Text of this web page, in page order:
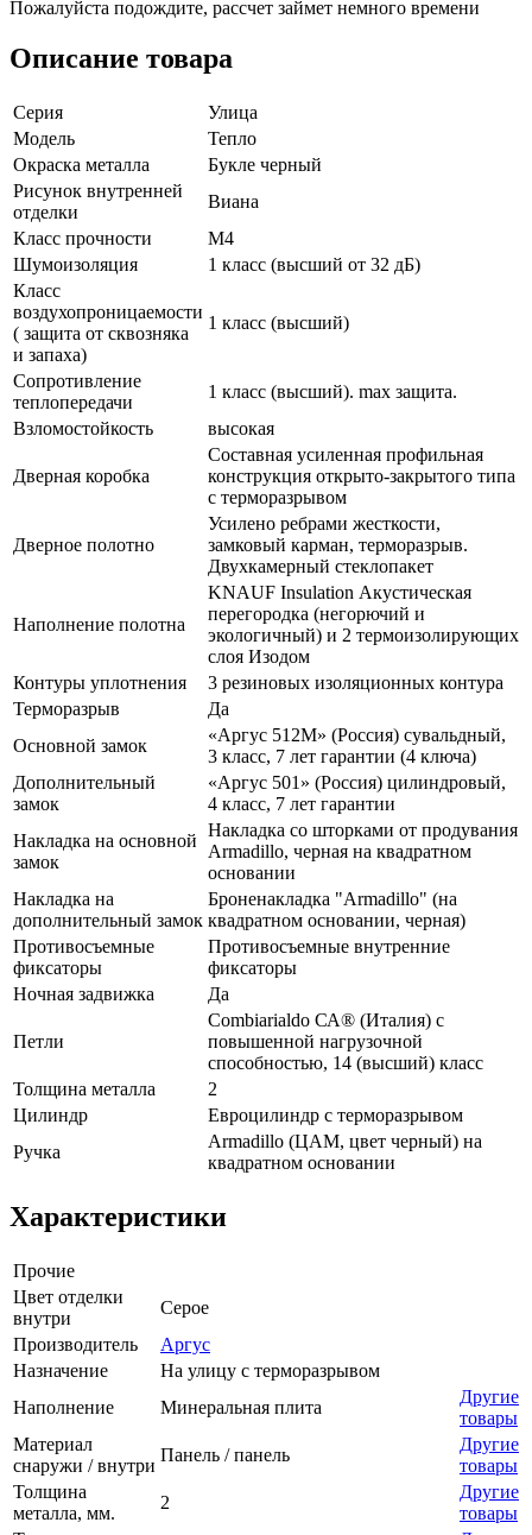
Пожалуйста подождите, рассчет займет немного времени
Описание товара
Серия
Улица
Модель
Тепло
Окраска металла
Букле черный
Рисунок внутренней
отделки
Виана
Класс прочности
М4
Шумоизоляция
1 класс (высший от 32 дБ)
Класс
воздухопроницаемости
( защита от сквозняка
и запаха)
1 класс (высший)
Сопротивление
теплопередачи
1 класс (высший). max защита.
Взломостойкость
высокая
Дверная коробка
Составная усиленная профильная
конструкция открыто-закрытого типа
с терморазрывом
Дверное полотно
Усилено ребрами жесткости,
замковый карман, терморазрыв.
Двухкамерный стеклопакет
Наполнение полотна
KNAUF Insulation Акустическая
перегородка (негорючий и
экологичный) и 2 термоизолирующих
слоя Изодом
Контуры уплотнения
3 резиновых изоляционных контура
Терморазрыв
Да
Основной замок
«Аргус 512М» (Россия) сувальдный,
3 класс, 7 лет гарантии (4 ключа)
Дополнительный
замок
«Аргус 501» (Россия) цилиндровый,
4 класс, 7 лет гарантии
Накладка на основной
замок
Накладка со шторками от продувания
Armadillo, черная на квадратном
основании
Накладка на
дополнительный замок
Броненакладка "Armadillo" (на
квадратном основании, черная)
Противосъемные
фиксаторы
Противосъемные внутренние
фиксаторы
Ночная задвижка
Да
Петли
Сombiarialdo СА® (Италия) с
повышенной нагрузочной
способностью, 14 (высший) класс
Толщина металла
2
Цилиндр
Евроцилиндр с терморазрывом
Ручка
Armadillo (ЦАМ, цвет черный) на
квадратном основании
Характеристики
Прочие
Цвет отделки
внутри
Серое
Производитель
Аргус
Назначение
На улицу с терморазрывом
Наполнение
Минеральная плита
Другие
товары
Материал
снаружи / внутри
Панель / панель
Другие
товары
Толщина
металла, мм.
2
Другие
товары